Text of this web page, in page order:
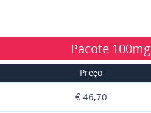
Pacote100mg
Preço
€ 46,70